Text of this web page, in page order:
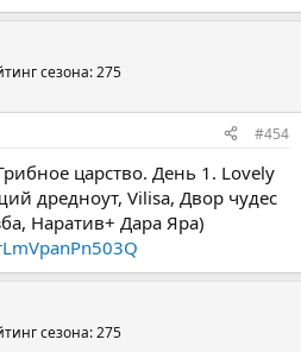
сезона: 275
#454
царство. День 1. Lovely
дредноут, Vilisa, Двор чудес
Наратив+ Дара Яра)
сезона: 275